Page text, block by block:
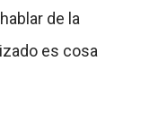
de la
es cosa